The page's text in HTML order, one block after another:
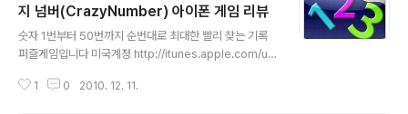
지 넘버(CrazyNumber) 아이폰 게임 리뷰
숫자 1번부터 50번까지 순번대로 최대한 빨리 찾는 기록
퍼즐게임입니다 미국계정 http://itunes.apple.com/u
플한 메인화면 옵션메뉴는 없다 바로 게임을 시작하도록
1 0 2010. 12. 11.